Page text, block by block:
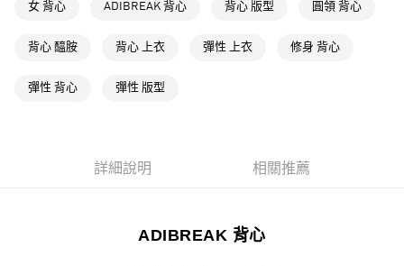
付款後全家取貨
每筆NT$80，滿NT$1,500(含以上)免運費
每筆NT$80，滿NT$1,500(含以上)免運費
女 背心 ADIBREAK 背心 背心 版型 圓領 背心
背心 醯胺 背心 上衣 彈性 上衣 修身 背心
彈性 背心 彈性 版型
詳細說明 相關推薦
ADIBREAK 背心